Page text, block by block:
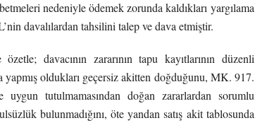
nedeniyle ödemek zorunda kaldıkları yargılama
davalılardan tahsilini talep ve dava etmiştir.
davacının zararının tapu kayıtlarının düzenli
yapmış oldukları geçersiz akitten doğduğunu, MK. 917.
tutulmamasından doğan zararlardan sorumlu
bulunmadığını, öte yandan satış akit tablosunda